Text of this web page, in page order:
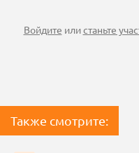
Войдите илистаньте
Также смотрите: